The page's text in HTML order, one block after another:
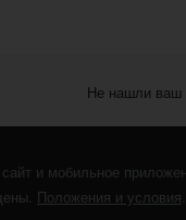
Не нашли ваш
и мобильное
Положения и условия